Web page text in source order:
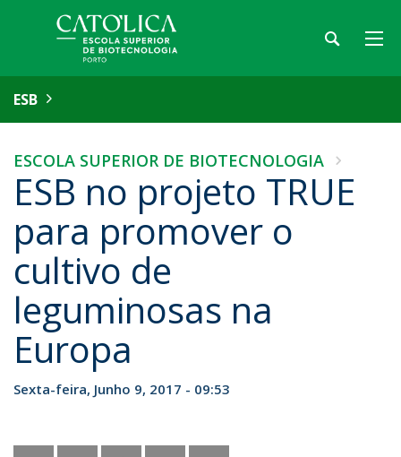
ESB
ESCOLA SUPERIOR DE BIOTECNOLOGIA
ESB no projeto TRUE
para promover o
cultivo de
leguminosas na
Europa
Sexta-feira, Junho 9, 2017 - 09:53